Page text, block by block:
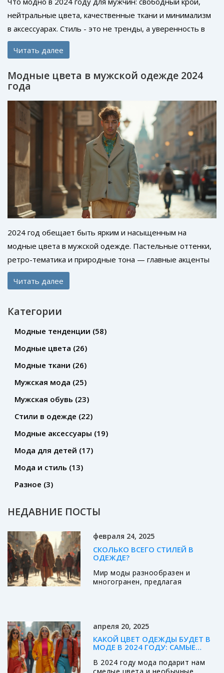
нейтральные цвета, качественные ткани и минимализм
в аксессуарах. Стиль - это не тренды, а уверенность в
себе.
Читать далее
Модные цвета в мужской одежде 2024
года
2024 год обещает быть ярким и насыщенным на
модные цвета в мужской одежде. Пастельные оттенки,
ретро-тематика и природные тона — главные акценты
нового сезона. В противовес классике, мужчины все
чаще выбирают смелые и небанальные расцветки. Этот
выделиться в толпе. Секреты удачного сочетания
цветов и акценты на самых актуальных из них вас ждут
Читать далее
Категории
Модные тенденции (58)
Модные цвета (26)
Модные ткани (26)
Мужская мода (25)
Мужская обувь (23)
Стили в одежде (22)
Модные аксессуары (19)
Мода для детей (17)
Мода и стиль (13)
Разное (3)
НЕДАВНИЕ ПОСТЫ
февраля 24, 2025
СКОЛЬКО ВСЕГО СТИЛЕЙ В
ОДЕЖДЕ?
Мир моды разнообразен и
многогранен, предлагая
особенности и
привлекательность. Как
разобраться во всех деталях и
выбрать то, что подходит
именно вам? Рассмотрим самые
апреля 20, 2025
КАКОЙ ЦВЕТ ОДЕЖДЫ БУДЕТ В
МОДЕ В 2024 ГОДУ: САМЫЕ
В 2024 году мода подарит нам